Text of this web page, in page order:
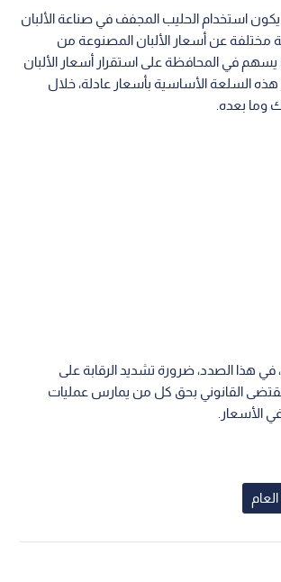
استخدام الحليب المجفف في صناعة الألبان
عن أسعار الألبان المصنوعة من
يسهم في المحافظة على استقرار أسعار الألبان
السلعة الأساسية بأسعار عادلة، خلال
وما بعده.
في هذا الصدد، ضرورة تشديد الرقابة على
القانوني بحق كل من يمارس عمليات
الأسعار.